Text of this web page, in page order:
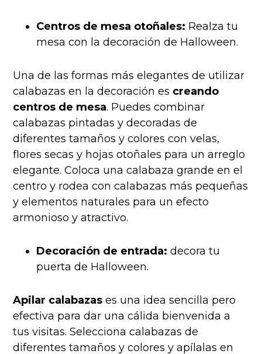
Centros de mesa otoñales: Realza tu
mesa con la decoración de Halloween.
Una de las formas más elegantes de utilizar
calabazas en la decoración es creando
centros de mesa. Puedes combinar
calabazas pintadas y decoradas de
diferentes tamaños y colores con velas,
flores secas y hojas otoñales para un arreglo
elegante. Coloca una calabaza grande en el
centro y rodea con calabazas más pequeñas
y elementos naturales para un efecto
armonioso y atractivo.
Decoración de entrada: decora tu
puerta de Halloween.
Apilar calabazas es una idea sencilla pero
efectiva para dar una cálida bienvenida a
tus visitas. Selecciona calabazas de
diferentes tamaños y colores y apílalas en